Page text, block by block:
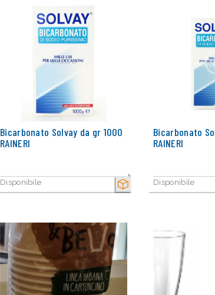
SECCO
Bicarbonato Solvay da gr 1000
RAINERI
Disponibile
Bicarbonato
RAINERI
Disponibile